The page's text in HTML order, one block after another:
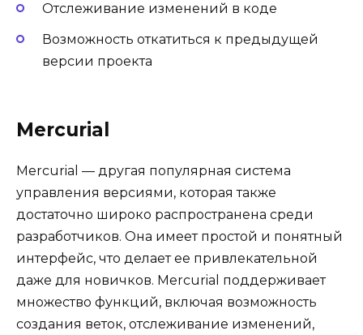
Отслеживание изменений в коде
Возможность откатиться к предыдущей
версии проекта
Mercurial
Mercurial — другая популярная система
управления версиями, которая также
достаточно широко распространена среди
разработчиков. Она имеет простой и понятный
интерфейс, что делает ее привлекательной
даже для новичков. Mercurial поддерживает
множество функций, включая возможность
создания веток, отслеживание изменений,